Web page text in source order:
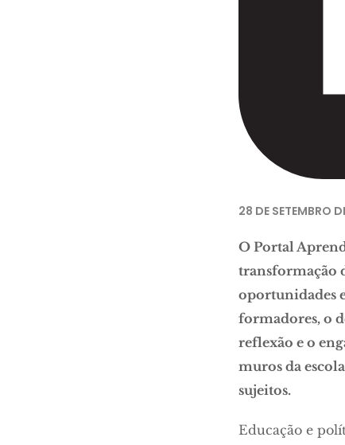
28 DE SETEMBRO
O Portal
transformação
oportunidades
formadores, o
reflexão e o
muros da
sujeitos.
Educação e